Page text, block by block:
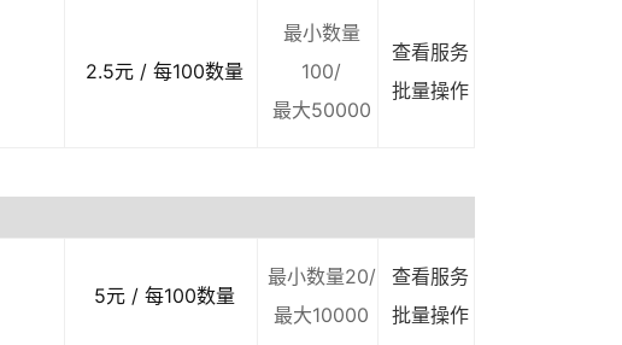
2.5元 / 每100数量
最小数量
100/
最大50000
查看服务
批量操作
5元 / 每100数量
最小数量20/
最大10000
查看服务
批量操作